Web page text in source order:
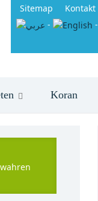
Sitemap Kontakt
-
-
Koran